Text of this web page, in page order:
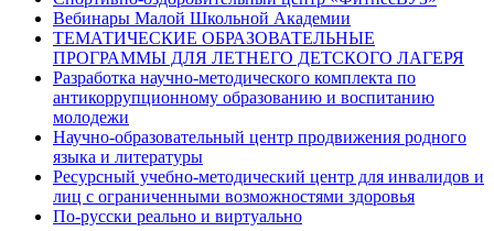
Вебинары Малой Школьной Академии
ТЕМАТИЧЕСКИЕ ОБРАЗОВАТЕЛЬНЫЕ
ПРОГРАММЫ ДЛЯ ЛЕТНЕГО ДЕТСКОГО ЛАГЕРЯ
Разработка научно-методического комплекта по
антикоррупционному образованию и воспитанию
молодежи
Научно-образовательный центр продвижения родного
языка и литературы
Ресурсный учебно-методический центр для инвалидов и
лиц с ограниченными возможностями здоровья
По-русски реально и виртуально